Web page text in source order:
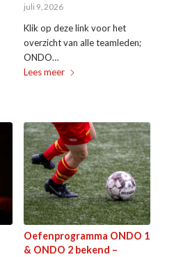
juli 9, 2026
Klik op deze link voor het
overzicht van alle teamleden;
ONDO…
Lees meer
Oefenprogramma ONDO 1
& ONDO 2 bekend –